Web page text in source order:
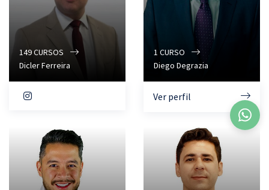
149CURSOS
Dicler Ferreira
1 CURSO
Diego Degrazia
Ver perfil